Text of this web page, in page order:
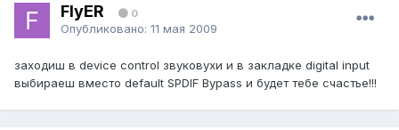
FlyER 0
Опубликовано: 11 мая 2009
заходиш в device control звуковухи и в закладке digital input
выбираеш вместо default SPDIF Bypass и будет тебе счастье!!!